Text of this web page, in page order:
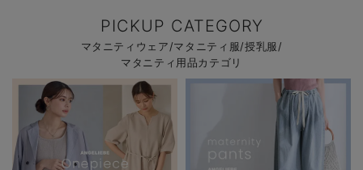
PICKUP CATEGORY
マタニティウェア/マタニティ服/授乳服/
マタニティ用品カテゴリ